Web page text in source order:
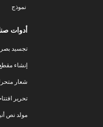
نموذج
أدوات
تجسيد
إنشاء
شعار
تحرير
مولد نص